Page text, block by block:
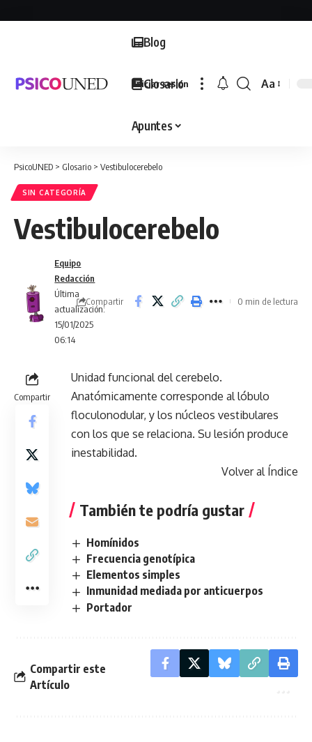
Blog
Glosario
Apuntes
Iniciar sesión
Font
Aa
PsicoUNED > Glosario > Vestibulocerebelo
SIN CATEGORÍA
Vestibulocerebelo
Última
actualización:
15/01/2025
06:14
Equipo
Redacción
Compartir 0 min de lectura
Compartir
Unidad funcional del cerebelo.
Anatómicamente corresponde al lóbulo
floculonodular, y los núcleos vestibulares
con los que se relaciona. Su lesión produce
inestabilidad.
Volver al Índice
También te podría gustar
Homínidos
Frecuencia genotípica
Elementos simples
Inmunidad mediada por anticuerpos
Portador
Compartir este
Artículo